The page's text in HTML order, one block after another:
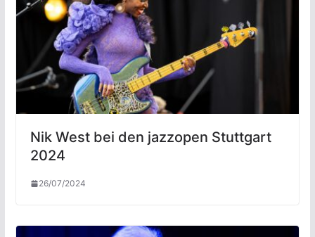
Nik West bei den jazzopen Stuttgart
2024
26/07/2024